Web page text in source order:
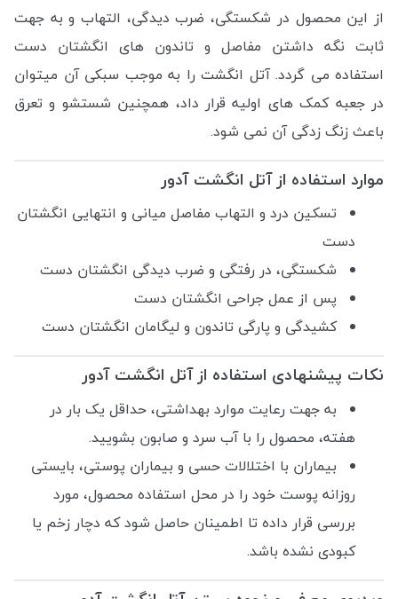
از این محصول در شکستگی، ضرب دیدگی، التهاب و به جهت
ثابت نگه داشتن مفاصل و تاندون های انگشتان دست
استفاده می گردد.آتل انگشت را به موجب سبکی آن میتوان
در جعبه کمک های اولیه قرار داد، همچنین شستشو و تعرق
باعث زنگ زدگی آن نمی شود.
موارد استفاده از آتل انگشت آدور
تسکین درد و التهاب مفاصل میانی و انتهایی انگشتان
دست
شکستگی، در رفتگی و ضرب دیدگی انگشتان دست
پس از عمل جراحی انگشتان دست
کشیدگی و پارگی تاندون و لیگامان انگشتان دست
نکات پیشنهادی استفاده از آتل انگشت آدور
به جهت رعایت موارد بهداشتی، حداقل یک بار در
هفته، محصول را با آب سرد و صابون بشویید.
بیماران با اختلالات حسی و بیماران پوستی، بایستی
روزانه پوست خود را در محل استفاده محصول، مورد
بررسی قرار داده تا اطمینان حاصل شود که دچار زخم یا
کبودی نشده باشد.